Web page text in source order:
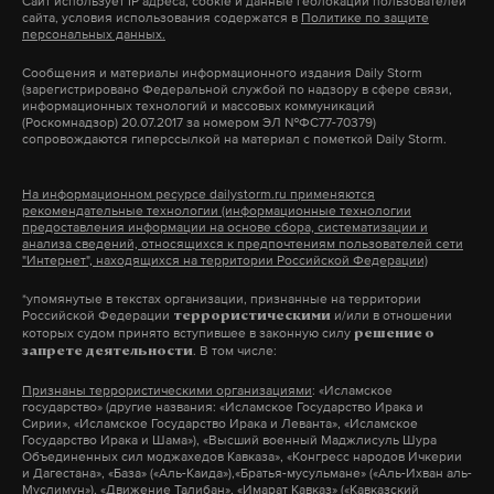
Фото: © GLOBAL LOOK press/©xakep.ru
В Совете Федерации видят причастность США.
Так, по мнению члена комитета Совфеда по
международным делам Игоря Морозова, Запад
вместе с Киевом хочет вновь выдумать и
«преувеличить якобы идущую от России угрозу».
«Я так думаю, что Украина как американский
сателлит стала полигоном для испытаний в
работает там, где тормозит интернет.
А еще мы есть вTelegram,Дзени
Дзен VK
сайта, условия использования содержатся в Политике по защите
персональных данных.
Сообщения и материалы информационного издания Daily Storm
(зарегистрировано Федеральной службой по надзору в сфере связи,
информационных технологий и массовых коммуникаций
(Роскомнадзор) 20.07.2017 за номером ЭЛ №ФС77-70379)
сопровождаются гиперссылкой на материал с пометкой Daily Storm.
На информационном ресурсе dailystorm.ru применяются
рекомендательные технологии (информационные технологии
предоставления информации на основе сбора, систематизации и
анализа сведений, относящихся к предпочтениям пользователей сети
"Интернет", находящихся на территории Российской Федерации)
*упомянутые в текстах организации, признанные на территории
Российской Федерации террористическими и/или в отношении
которых судом принято вступившее в законную силу решение о
запрете деятельности. В том числе:
Признаны террористическими организациями: «Исламское
государство» (другие названия: «Исламское Государство Ирака и
Сирии», «Исламское Государство Ирака и Леванта», «Исламское
Государство Ирака и Шама»), «Высший военный Маджлисуль Шура
Объединенных сил моджахедов Кавказа», «Конгресс народов Ичкерии
и Дагестана», «База» («Аль-Каида»),«Братья-мусульмане» («Аль-Ихван аль-
Муслимун»), «Движение Талибан», «Имарат Кавказ» («Кавказский